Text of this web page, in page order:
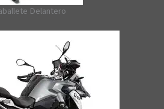
Delantero